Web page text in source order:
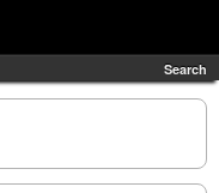
Search